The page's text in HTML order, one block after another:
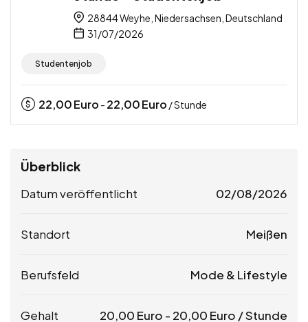
28844 Weyhe, Niedersachsen, Deutschland
31/07/2026
Studentenjob
22,00Euro - 22,00Euro / Stunde
Überblick
Datum veröffentlicht 02/08/2026
Standort Meißen
Berufsfeld Mode & Lifestyle
Gehalt 20,00 Euro - 20,00 Euro / Stunde